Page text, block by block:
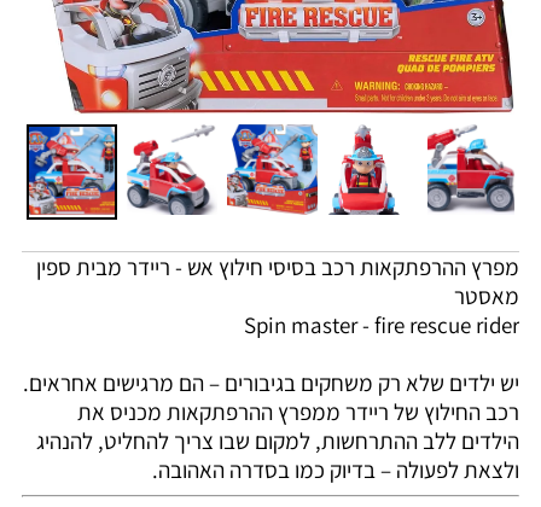
מפרץ ההרפתקאות רכב בסיסי חילוץ אש - ריידר מבית ספין
מאסטר
Spin master - fire rescue rider
יש ילדים שלא רק משחקים בגיבורים – הם מרגישים אחראים.
רכב החילוץ של ריידר ממפרץ ההרפתקאות מכניס את
הילדים ללב ההתרחשות, למקום שבו צריך להחליט, להנהיג
ולצאת לפעולה – בדיוק כמו בסדרה האהובה.